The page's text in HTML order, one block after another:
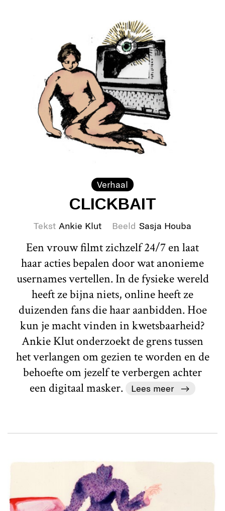
Verhaal
CLICKBAIT
Tekst Ankie Klut Beeld Sasja Houba
Een vrouw filmt zichzelf 24/7 en laat
haar acties bepalen door wat anonieme
usernames vertellen. In de fysieke wereld
heeft ze bijna niets, online heeft ze
duizenden fans die haar aanbidden. Hoe
kun je macht vinden in kwetsbaarheid?
Ankie Klut onderzoekt de grens tussen
het verlangen om gezien te worden en de
behoefte om jezelf te verbergen achter
een digitaal masker.
Lees meer